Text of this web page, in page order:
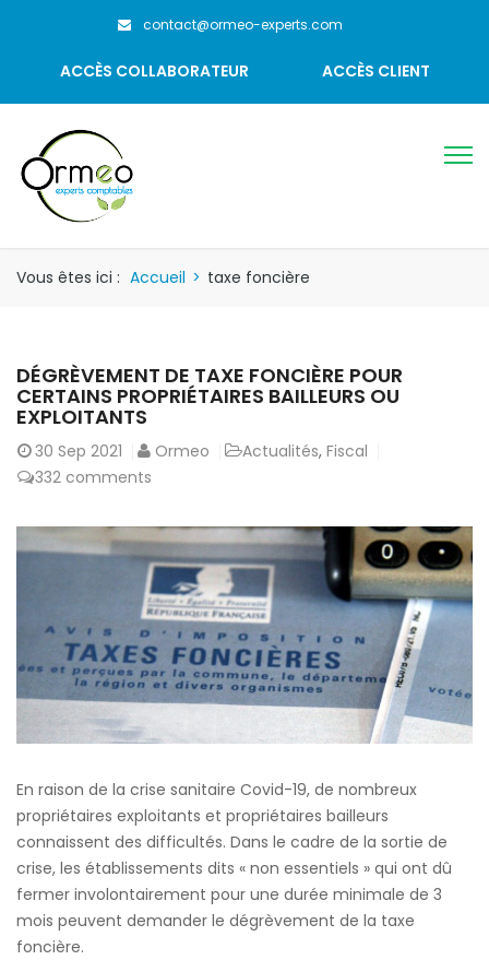
contact@ormeo-experts.com
ACCÈS COLLABORATEUR ACCÈS CLIENT
Vous êtes ici : Accueil > taxe foncière
DÉGRÈVEMENT DE TAXE FONCIÈRE POUR
CERTAINS PROPRIÉTAIRES BAILLEURS OU
EXPLOITANTS
30 Sep 2021 Ormeo Actualités, Fiscal
332 comments
En raison de la crise sanitaire Covid-19, de nombreux
propriétaires exploitants et propriétaires bailleurs
connaissent des difficultés. Dans le cadre de la sortie de
crise, les établissements dits « non essentiels » qui ont dû
fermer involontairement pour une durée minimale de 3
mois peuvent demander le dégrèvement de la taxe
foncière.